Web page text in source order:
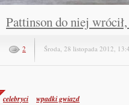
Pattinson do niej
2 Środa, 28 listopada 2012,
celebryci wpadki gwiazd